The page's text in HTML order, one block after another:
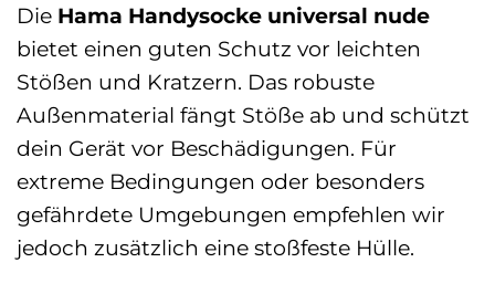
Die Hama Handysocke universal nude
bietet einen guten Schutz vor leichten
Stößen und Kratzern. Das robuste
Außenmaterial fängt Stöße ab und schützt
dein Gerät vor Beschädigungen. Für
extreme Bedingungen oder besonders
gefährdete Umgebungen empfehlen wir
jedoch zusätzlich eine stoßfeste Hülle.